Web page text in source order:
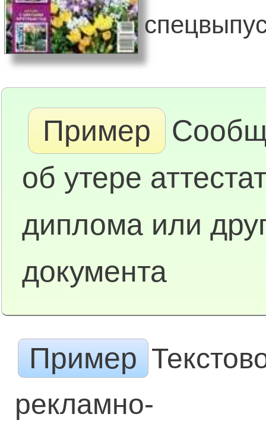
Пример
об утере
диплома или
документа
Пример
рекламно-